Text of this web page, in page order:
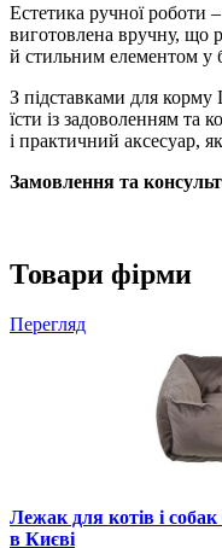
Естетика ручної роботи
виготовлена вручну, що
й стильним елементом у
З підставками для
їсти із задоволенням та
і практичний аксесуар,
Замовлення та
Товари фірми
Перегляд
Лежак для котів і
в Києві